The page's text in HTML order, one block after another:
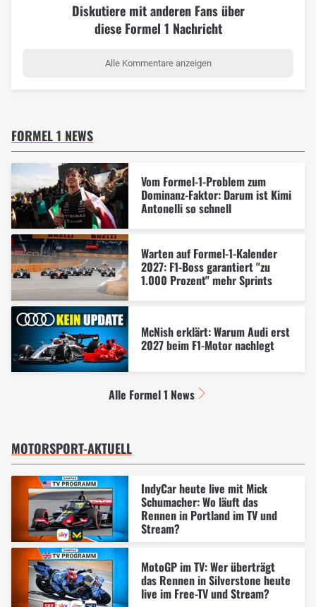
Diskutiere mit anderen Fans über
diese Formel 1 Nachricht
Alle Kommentare anzeigen
FORMEL 1 NEWS
Vom Formel-1-Problem zum
Dominanz-Faktor: Darum ist Kimi
Antonelli so schnell
Warten auf Formel-1-Kalender
2027: F1-Boss garantiert "zu
1.000 Prozent" mehr Sprints
McNish erklärt: Warum Audi erst
2027 beim F1-Motor nachlegt
Alle Formel 1 News
MOTORSPORT-AKTUELL
IndyCar heute live mit Mick
Schumacher: Wo läuft das
Rennen in Portland im TV und
Stream?
MotoGP im TV: Wer überträgt
das Rennen in Silverstone heute
live im Free-TV und Stream?